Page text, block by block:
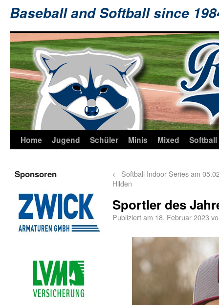
Baseball and Softball since
Home Jugend Schüler Minis Mixed Softball
← Softball Indoor Series am
Hilden
Sportler des
Publiziert am 18. Februar 2023
Sponsoren